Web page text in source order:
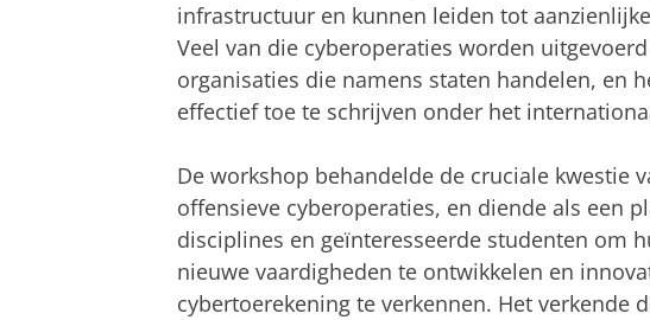
infrastructuur en kunnen leiden tot
Veel van die cyberoperaties worden
organisaties die namens staten handelen, en
effectief toe te schrijven onder het
De workshop behandelde de cruciale kwestie
offensieve cyberoperaties, en diende als een
disciplines en geïnteresseerde studenten om
nieuwe vaardigheden te ontwikkelen en
cybertoerekening te verkennen. Het verkende